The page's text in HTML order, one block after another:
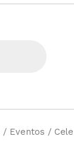
/ Eventos /